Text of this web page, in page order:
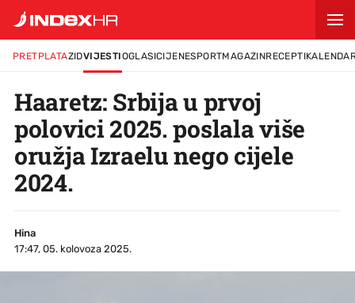
PRETPLATAZIDVIJESTIOGLASICIJENESPORTMAGAZINRECEPTI
Haaretz: Srbija u prvoj
polovici 2025. poslala više
oružja Izraelu nego cijele
2024.
Hina
17:47, 05. kolovoza 2025.